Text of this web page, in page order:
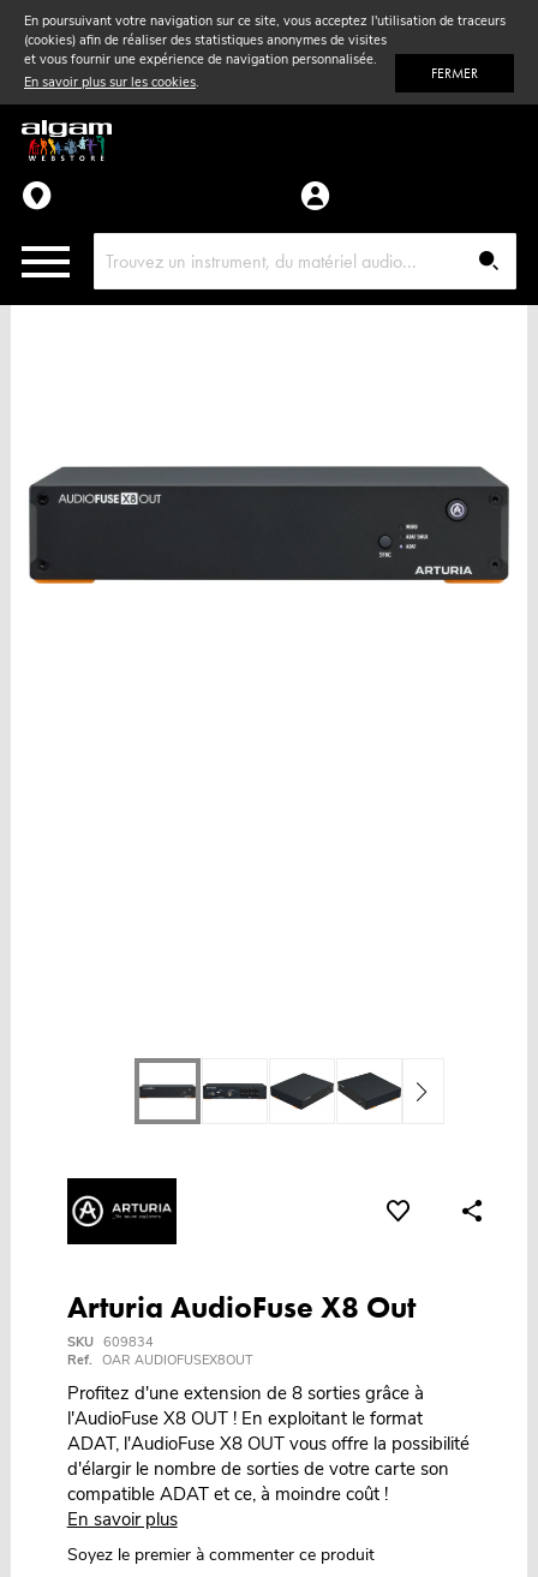
En poursuivant votre navigation sur ce site, vous acceptez l'utilisation de traceurs
(cookies) afin de réaliser des statistiques anonymes de visites
et vous fournir une expérience de navigation personnalisée.
En savoir plus sur les cookies. FERMER
Vent& Violon
Accessoires
Pièces détachées
Arturia AudioFuse X8 Out
SKU 609834
Ref. OAR AUDIOFUSEX8OUT
Profitez d'une extension de 8 sorties grâce à
l'AudioFuse X8 OUT ! En exploitant le format
ADAT, l'AudioFuse X8 OUT vous offre la possibilité
d'élargir le nombre de sorties de votre carte son
compatible ADAT et ce, à moindre coût !
En savoir plus
Soyez le premier à commenter ce produit